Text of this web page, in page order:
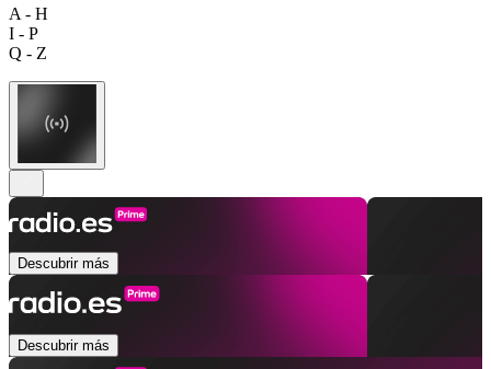
A - H
I - P
Q - Z
Descubrir más
Descubrir más